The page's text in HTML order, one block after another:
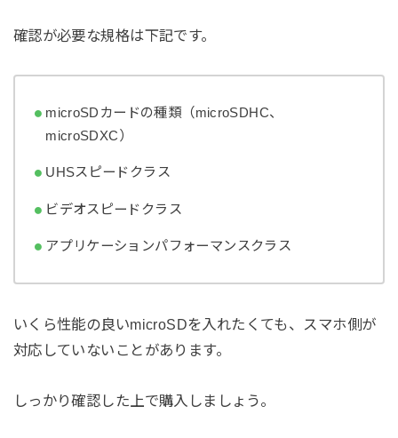
確認が必要な規格は下記です。
microSDカードの種類（microSDHC、
microSDXC）
UHSスピードクラス
ビデオスピードクラス
アプリケーションパフォーマンスクラス
いくら性能の良いmicroSDを入れたくても、スマホ側が
対応していないことがあります。
しっかり確認した上で購入しましょう。